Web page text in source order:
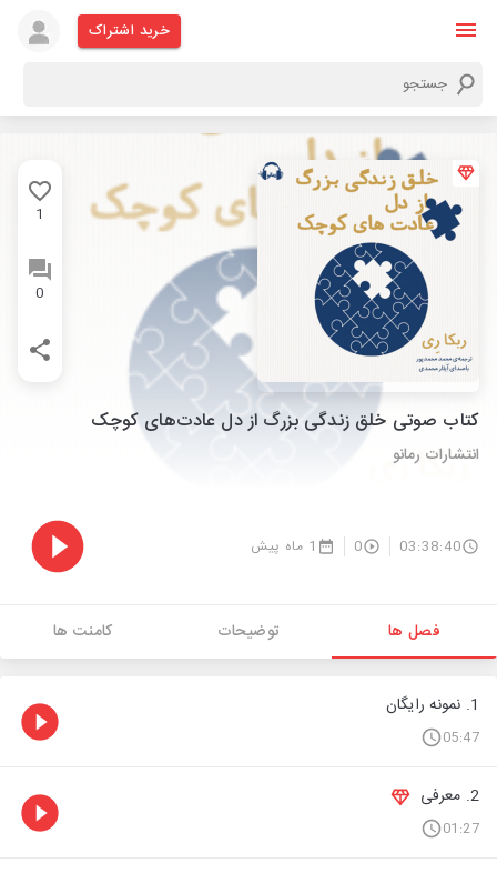
خرید اشتراک
1
0
کتاب صوتی خلق زندگی بزرگ از دل عادت‌های کوچک
انتشارات رمانو
03:38:40
0 1 ماه پیش
فصل ها توضیحات کامنت ها
1. نمونه رایگان
05:47
2. معرفی
01:27